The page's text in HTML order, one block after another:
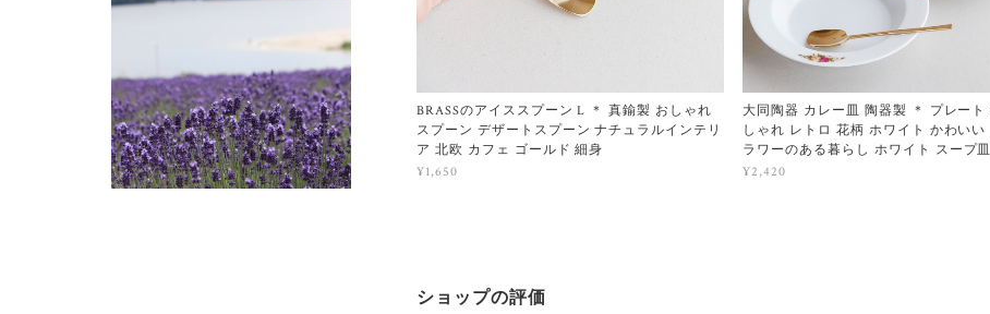
BRASSのアイススプーン L ＊ 真鍮製 おしゃれ
スプーン デザートスプーン ナチュラルインテリ
ア 北欧 カフェ ゴールド 細身
¥1,650
大同陶器 カレー皿 陶器製 ＊ プレート
しゃれ レトロ 花柄 ホワイト かわいい
ラワーのある暮らし ホワイト スープ皿
¥2,420
ショップの評価